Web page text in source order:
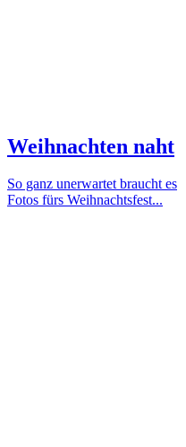
Weihnachten naht
So ganz unerwartet braucht es
Fotos fürs Weihnachtsfest...